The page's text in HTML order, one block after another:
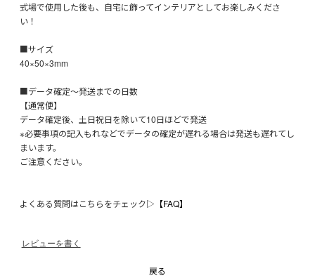
式場で使用した後も、自宅に飾ってインテリアとしてお楽しみくださ
い！
■サイズ
40×50×3mm
■データ確定～発送までの日数
【通常便】
データ確定後、土日祝日を除いて10日ほどで発送
※必要事項の記入もれなどでデータの確定が遅れる場合は発送も遅れてし
まいます。
ご注意ください。
よくある質問はこちらをチェック▷ 【FAQ】
レビューを書く
戻る